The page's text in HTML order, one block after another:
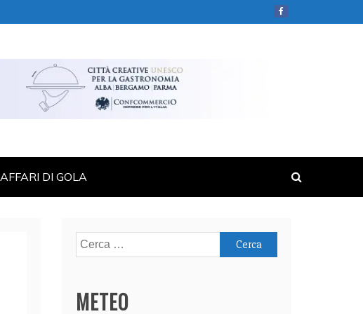
AFFARI DI GOLA
Ricerca
per:
METEO